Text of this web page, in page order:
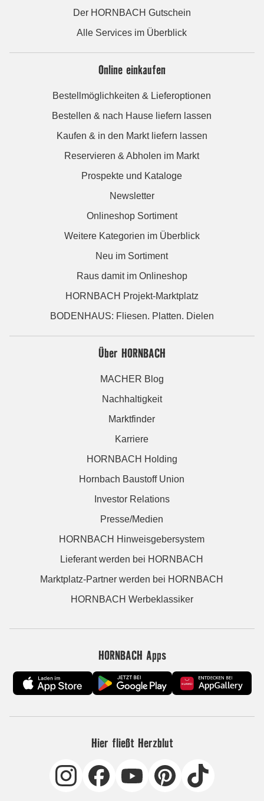
Der HORNBACH Gutschein
Alle Services im Überblick
Online einkaufen
Bestellmöglichkeiten & Lieferoptionen
Bestellen & nach Hause liefern lassen
Kaufen & in den Markt liefern lassen
Reservieren & Abholen im Markt
Prospekte und Kataloge
Newsletter
Onlineshop Sortiment
Weitere Kategorien im Überblick
Neu im Sortiment
Raus damit im Onlineshop
HORNBACH Projekt-Marktplatz
BODENHAUS: Fliesen. Platten. Dielen
Über HORNBACH
MACHER Blog
Nachhaltigkeit
Marktfinder
Karriere
HORNBACH Holding
Hornbach Baustoff Union
Investor Relations
Presse/Medien
HORNBACH Hinweisgebersystem
Lieferant werden bei HORNBACH
Marktplatz-Partner werden bei HORNBACH
HORNBACH Werbeklassiker
HORNBACH Apps
Hier fließt Herzblut